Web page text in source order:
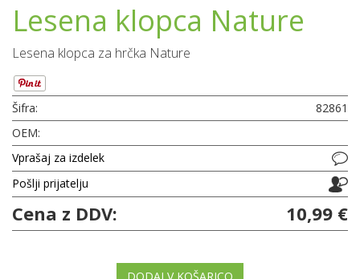
Lesena klopca Nature
Lesena klopca za hrčka Nature
Šifra:
82861
OEM:
Vprašaj za izdelek
Pošlji prijatelju
Cena z DDV: 10,99 €